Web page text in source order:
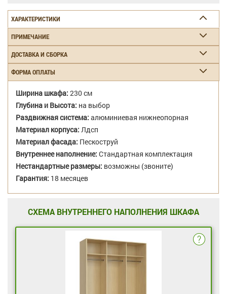
ХАРАКТЕРИСТИКИ
ПРИМЕЧАНИЕ
ДОСТАВКА И СБОРКА
ФОРМА ОПЛАТЫ
Ширина шкафа: 230 см
Глубина и Высота: на выбор
Раздвижная система: алюминиевая нижнеопорная
Материал корпуса: Лдсп
Материал фасада: Пескоструй
Внутреннее наполнение: Стандартная комплектация
Нестандартные размеры: возможны (звоните)
Гарантия: 18 месяцев
СХЕМА ВНУТРЕННЕГО НАПОЛНЕНИЯ ШКАФА